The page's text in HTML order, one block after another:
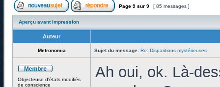
Page 9 sur 9 [ 85 messages ]
Aperçu avant impression
Auteur
Metronomia Sujet du message: Re: Disparitions mystérieuses
Objecteuse d'états modifiés
de conscience
Ah oui, ok. Là-